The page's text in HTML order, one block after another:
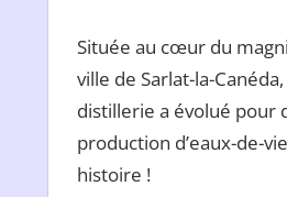
Située au cœur du
ville de Sarlat-la-
distillerie a évolué pour
production d’eaux-de-
histoire !